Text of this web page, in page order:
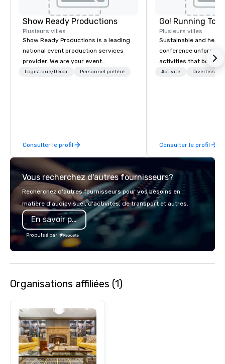
Show Ready Productions
Plusieurs villes
Show Ready Productions is a leading
national event production services
provider. We are your event
production partner from start to
Logistique/Décor Personnel préféré
Consulter le profil
Go! Running
Plusieurs villes
Sustainable and
conference
activities that boost
lower carbon
Activité
Consulter le profil
Vous recherchez d'autres fournisseurs?
Recherchez d'autres fournisseurs pour vos besoins en
matière d'audiovisuel, d'activités, de transport et autres.
En savoir plus
Propulsé par
Organisations affiliées (1)